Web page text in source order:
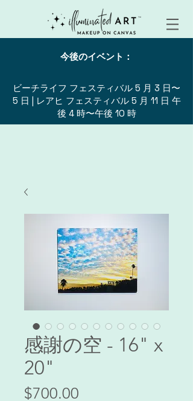
今後のイベント：
ビーチライフ フェスティバル 5 月 3 日〜
5 日 | レアヒ フェスティバル 5 月 11 日 午
後 4 時〜午後 10 時
感謝の空 - 16" x
20"
$700.00